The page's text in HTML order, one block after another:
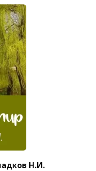
Н.И.